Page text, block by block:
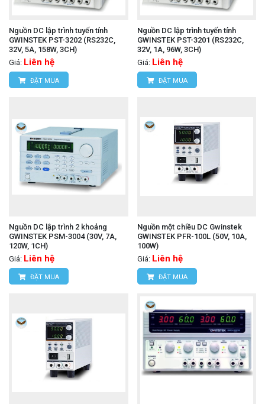
Nguồn DC lập trình tuyến tính
GWINSTEK PST-3202 (RS232C,
32V, 5A, 158W, 3CH)
Giá: Liên hệ
ĐẶT MUA
Nguồn DC lập trình tuyến tính
GWINSTEK PST-3201 (RS232C,
32V, 1A, 96W, 3CH)
Giá: Liên hệ
ĐẶT MUA
Nguồn DC lập trình 2 khoảng
GWINSTEK PSM-3004 (30V, 7A,
120W, 1CH)
Giá: Liên hệ
ĐẶT MUA
Nguồn một chiều DC Gwinstek
GWINSTEK PFR-100L (50V, 10A,
100W)
Giá: Liên hệ
ĐẶT MUA